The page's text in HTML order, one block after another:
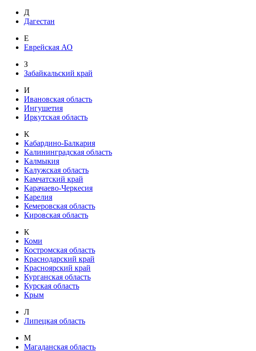
Д
Дагестан
Е
Еврейская АО
З
Забайкальский край
И
Ивановская область
Ингушетия
Иркутская область
К
Кабардино-Балкария
Калининградская область
Калмыкия
Калужская область
Камчатский край
Карачаево-Черкесия
Карелия
Кемеровская область
Кировская область
К
Коми
Костромская область
Краснодарский край
Красноярский край
Курганская область
Курская область
Крым
Л
Липецкая область
М
Магаданская область